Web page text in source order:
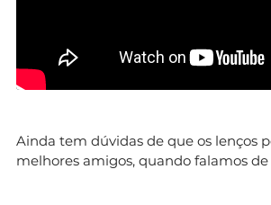
Ainda tem dúvidas de que os lenços
melhores amigos, quando falamos de